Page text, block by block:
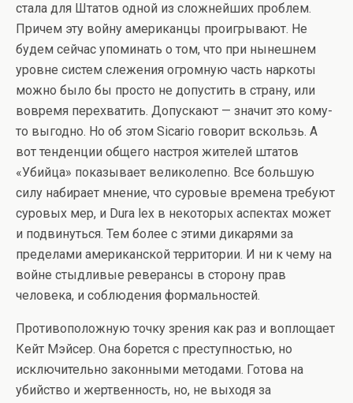
стала для Штатов одной из сложнейших проблем.
Причем эту войну американцы проигрывают. Не
будем сейчас упоминать о том, что при нынешнем
уровне систем слежения огромную часть наркоты
можно было бы просто не допустить в страну, или
вовремя перехватить. Допускают — значит это кому-
то выгодно. Но об этом Sicario говорит вскользь. А
вот тенденции общего настроя жителей штатов
«Убийца» показывает великолепно. Все большую
силу набирает мнение, что суровые времена требуют
суровых мер, и Dura lex в некоторых аспектах может
и подвинуться. Тем более с этими дикарями за
пределами американской территории. И ни к чему на
войне стыдливые реверансы в сторону прав
человека, и соблюдения формальностей.
Противоположную точку зрения как раз и воплощает
Кейт Мэйсер. Она борется с преступностью, но
исключительно законными методами. Готова на
убийство и жертвенность, но, не выходя за